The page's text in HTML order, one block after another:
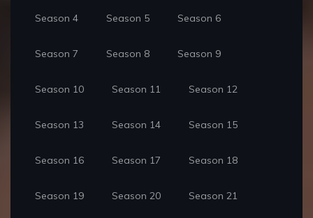
Season 4 Season 5 Season 6
Season 7 Season 8 Season 9
Season 10 Season 11 Season 12
Season 13 Season 14 Season 15
Season 16 Season 17 Season 18
Season 19 Season 20 Season 21